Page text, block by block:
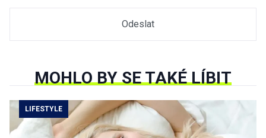
MOHLO BY SE TAKÉ LÍBIT
LIFESTYLE